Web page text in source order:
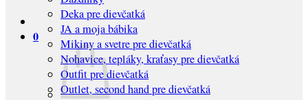
0
Deka pre dievčatká
JA a moja bábika
Mikiny a svetre pre dievčatká
Nohavice, tepláky, kraťasy pre dievčatká
Outfit pre dievčatká
Outlet, second hand pre dievčatká